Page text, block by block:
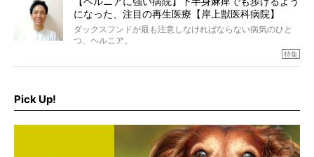
になった、注目の再生医療【岸上獣医科病院】
ダックスフンドが最も注意しなければならない病気のひと
つ、ヘルニア。
特集『ヘルニアに、負けない』では、ヘルニアに強い動物
病院のご紹介や、ヘルニアを乗り越えたご家族のインタビ
を点滴投与する治療により、歩けなかった子が投与37日で
特集
Pick Up!